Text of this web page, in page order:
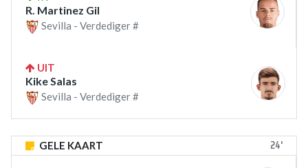
R. Martinez Gil
Sevilla - Verdediger #
UIT
Kike Salas
Sevilla - Verdediger #
GELE KAART 24'